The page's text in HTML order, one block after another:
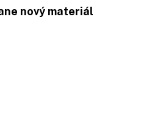
nový materiál